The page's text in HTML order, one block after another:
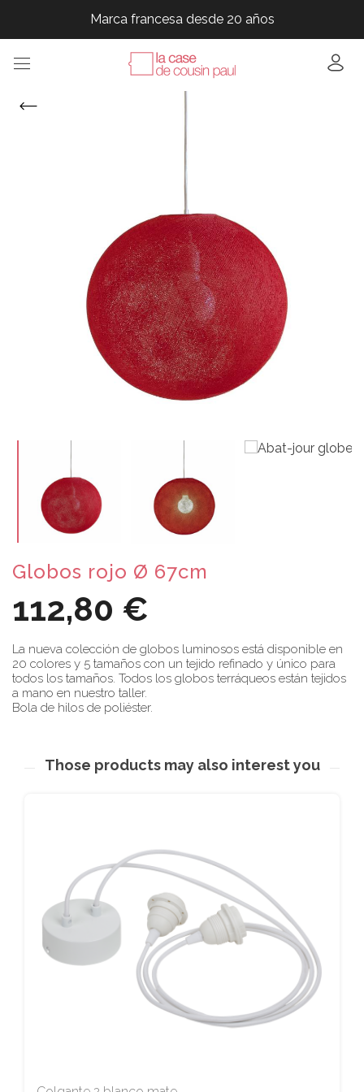
Marca francesa desde 20 años
Marca francesa desde 20 años
Marca francesa desde 20 años
Globos rojo Ø 67cm
112,80 €
La nueva colección de globos luminosos está disponible en
20 colores y 5 tamaños con un tejido refinado y único para
todos los tamaños. Todos los globos terráqueos están tejidos
a mano en nuestro taller.
Bola de hilos de poliéster.
Those products may also interest you